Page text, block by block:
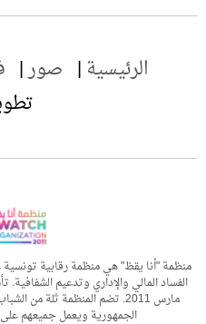
الرئيسية صور
منظمة "أنا يقظ" هي منظمة رقابية
مارس 2011. تضم المنظمة ثلة
الجمهورية ويعمل جميعهم